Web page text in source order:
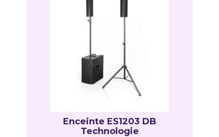
Enceinte ES1203 DB
Technologie